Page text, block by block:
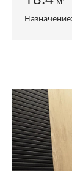
Назначение: